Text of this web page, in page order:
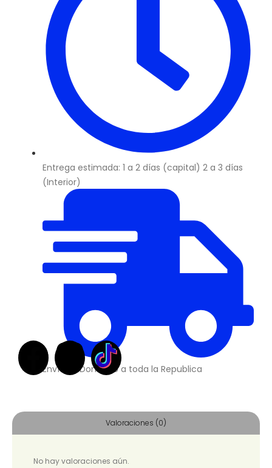
Entrega estimada: 1 a 2 días (capital) 2 a 3 días
(Interior)
Envíos a Domicilio a toda la Republica
Valoraciones (0)
No hay valoraciones aún.